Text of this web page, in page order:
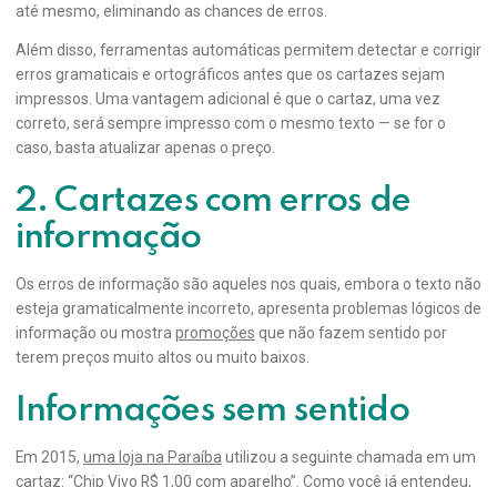
até mesmo, eliminando as chances de erros.
Além disso, ferramentas automáticas permitem detectar e corrigir
erros gramaticais e ortográficos antes que os cartazes sejam
impressos. Uma vantagem adicional é que o cartaz, uma vez
correto, será sempre impresso com o mesmo texto — se for o
caso, basta atualizar apenas o preço.
2. Cartazes com erros de
informação
Os erros de informação são aqueles nos quais, embora o texto não
esteja gramaticalmente incorreto, apresenta problemas lógicos de
informação ou mostra promoções que não fazem sentido por
terem preços muito altos ou muito baixos.
Informações sem sentido
Em 2015, uma loja na Paraíba utilizou a seguinte chamada em um
cartaz: “Chip Vivo R$ 1,00 com aparelho”. Como você já entendeu,